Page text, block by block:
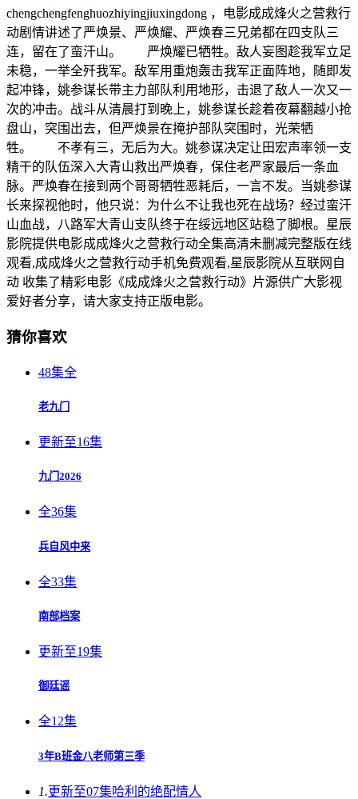
chengchengfenghuozhiyingjiuxingdong ，电影成成烽火之营救行
动剧情讲述了严焕景、严焕耀、严焕春三兄弟都在四支队三
连，留在了蛮汗山。 严焕耀已牺牲。敌人妄图趁我军立足
未稳，一举全歼我军。敌军用重炮轰击我军正面阵地，随即发
起冲锋，姚参谋长带主力部队利用地形，击退了敌人一次又一
次的冲击。战斗从清晨打到晚上，姚参谋长趁着夜幕翻越小抢
盘山，突围出去，但严焕景在掩护部队突围时，光荣牺
牲。 不孝有三，无后为大。姚参谋决定让田宏声率领一支
精干的队伍深入大青山救出严焕春，保住老严家最后一条血
脉。严焕春在接到两个哥哥牺牲恶耗后，一言不发。当姚参谋
长来探视他时，他只说：为什么不让我也死在战场？经过蛮汗
山血战，八路军大青山支队终于在绥远地区站稳了脚根。星辰
影院提供电影成成烽火之营救行动全集高清未删减完整版在线
观看,成成烽火之营救行动手机免费观看,星辰影院从互联网自
动 收集了精彩电影《成成烽火之营救行动》片源供广大影视
爱好者分享，请大家支持正版电影。
猜你喜欢
48集全
老九门
更新至16集
九门2026
全36集
兵自风中来
全33集
南部档案
更新至19集
御廷谣
全12集
3年B班金八老师第三季
1.更新至07集哈利的绝配情人